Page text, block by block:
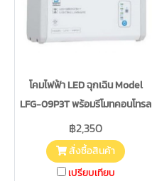
โคมไฟฟ้า LED ฉุกเฉิน Model
LFG-09P3T พร้อมรีโมทคอนโทรล
฿2,350
สั่งซื้อสินค้า
เปรียบเทียบ